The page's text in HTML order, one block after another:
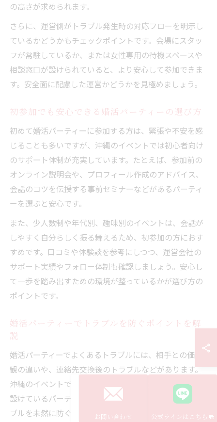
の高さが求められます。
さらに、運営側がトラブル発生時の対応フローを明示し
ているかどうかもチェックポイントです。会場にスタッ
フが常駐しているか、または女性専用の待機スペースや
相談窓口が設けられていると、より安心して参加できま
す。安全面に配慮した運営かどうかを見極めましょう。
初参加でも安心できる婚活パーティーの選び方
初めて婚活パーティーに参加する方は、緊張や不安を感
じることも多いですが、沖縄のイベントでは初心者向け
のサポート体制が充実しています。たとえば、参加前の
オンライン説明会や、プロフィール作成のアドバイス、
会話のコツを伝授する事前セミナーなどがあるパーティ
ーを選ぶと安心です。
また、少人数制や年代別、趣味別のイベントは、会話が
しやすく自分らしく振る舞えるため、初参加の方におす
すめです。口コミや体験談を参考にしつつ、運営会社の
サポート実績やフォロー体制も確認しましょう。安心し
て一歩を踏み出すための環境が整っているかが選び方の
ポイントです。
婚活パーティーでトラブルを防ぐポイントを解
説
婚活パーティーでよくあるトラブルには、相手との価値
観の違いや、連絡先交換後のトラブルなどがあります。
沖縄のイベントでも、事前にルール説明やマナー講座を
設けているパーティーを選ぶことで、余計な誤解やトラ
ブルを未然に防ぐことができます。
お問い合わせ 公式ラインはこちら